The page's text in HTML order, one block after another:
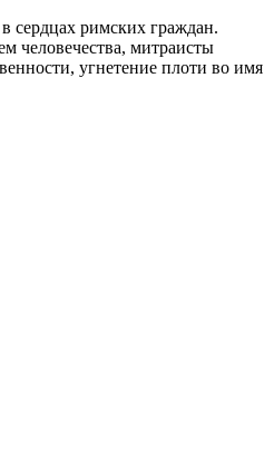
сердцах римских граждан.
человечества, митраисты
угнетение плоти во имя